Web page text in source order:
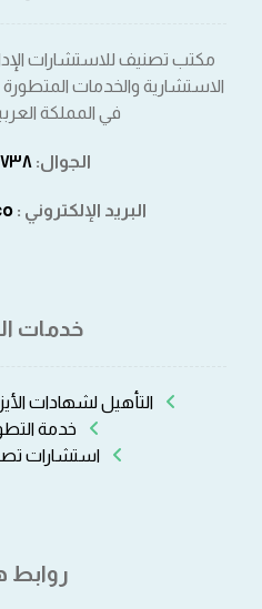
مكتب تصنيف للاستشارات
الاستشارية والخدمات
في المملكة
الجوال:
البريد الإلكتروني :
خدمات
التأهيل لشهادات
خدمة
استشارات
روابط